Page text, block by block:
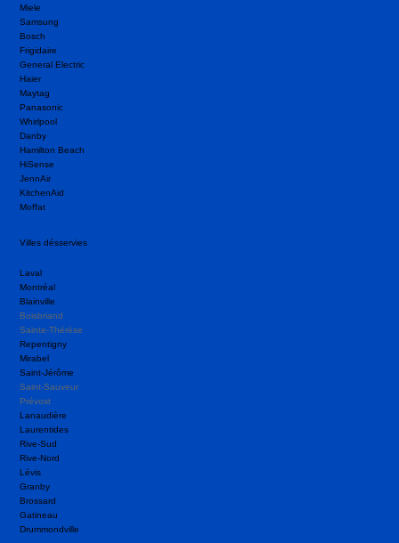
Miele
Samsung
Bosch
Frigidaire
General Electric
Haier
Maytag
Panasonic
Whirlpool
Danby
Hamilton Beach
HiSense
JennAir
KitchenAid
Moffat
Villes désservies
Laval
Montréal
Blainville
Boisbriand
Sainte-Thérèse
Repentigny
Mirabel
Saint-Jérôme
Saint-Sauveur
Prévost
Lanaudière
Laurentides
Rive-Sud
Rive-Nord
Lévis
Granby
Brossard
Gatineau
Drummondville